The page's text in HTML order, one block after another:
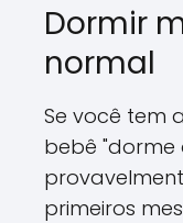
Dormir
normal
Se você tem
bebê "dorme
primeiros